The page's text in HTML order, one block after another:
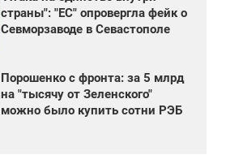
страны": "ЕС" опровергла фейк о
Севморзаводе в Севастополе
Порошенко с фронта: за 5 млрд
на "тысячу от Зеленского"
можно было купить сотни РЭБ